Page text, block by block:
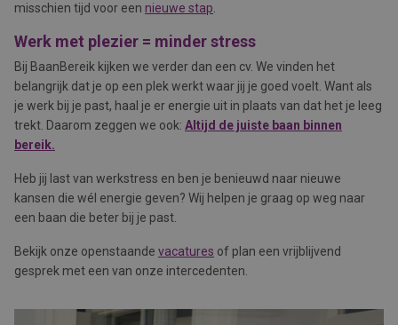
misschien tijd voor een nieuwe stap
Werk met plezier = minder stress
Bij BaanBereik kijken we verder dan een cv. We vinden het
belangrijk dat je op een plek werkt waar jij je goed voelt. Want als
je werk bij je past, haal je er energie uit in plaats van dat het je leeg
trekt. Daarom zeggen we ook: Altijd de juiste baan binnen
bereik.
Heb jij last van werkstress en ben je benieuwd naar nieuwe
kansen die wél energie geven? Wij helpen je graag op weg naar
een baan die beter bij je past.
Bekijk onze openstaande vacatures of plan een vrijblijvend
gesprek met een van onze intercedenten.